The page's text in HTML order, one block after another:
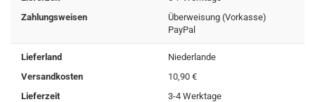
Zahlungsweisen
Überweisung (Vorkasse)
PayPal
Lieferland
Niederlande
Versandkosten
10,90 €
Lieferzeit
3-4 Werktage